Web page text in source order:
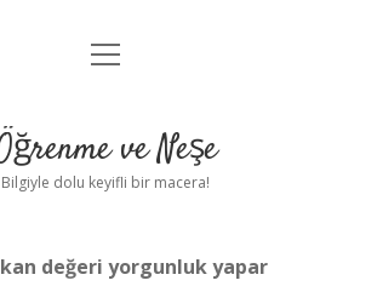
Anasayfa
Yasal Uyarı
menüyü
ve Neşe
Bilgiyle dolu keyifli bir macera!
değeri yorgunluk yapar